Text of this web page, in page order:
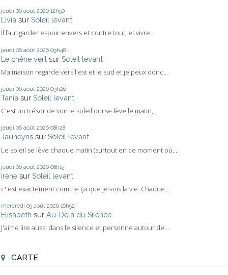
jeudi 06 août 2026 12h50
Livia sur Soleil levant
Il faut garder espoir envers et contre tout, et vivre...
jeudi 06 août 2026 09h48
Le chêne vert sur Soleil levant
Ma maison regarde vers l'est et le sud et je peux donc...
jeudi 06 août 2026 09h26
Tania sur Soleil levant
C'est un trésor de voir le soleil qui se lève le matin,...
jeudi 06 août 2026 08h28
Jauneyris sur Soleil levant
Le soleil se lève chaque matin (surtout en ce moment où...
jeudi 06 août 2026 08h15
irène sur Soleil levant
c' est exactement comme ça que je vois la vie. Chaque...
mercredi 05 août 2026 16h52
Elisabeth sur Au-Delà du Silence
J'aime lire aussi dans le silence et personne autour de...
CARTE